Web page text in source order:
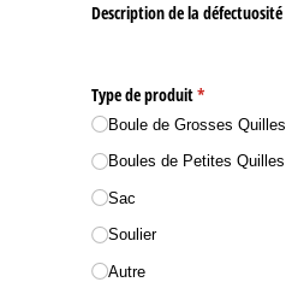
Description de la défectuosité
Type de produit*
(requis)
Boule de Grosses Quilles
Boules de Petites Quilles
Sac
Soulier
Autre